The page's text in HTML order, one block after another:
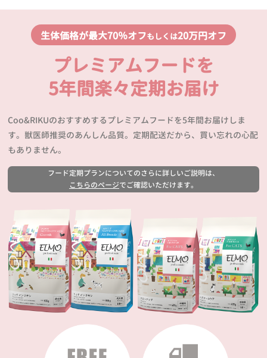
生体価格が最大70％オフもしくは20万円オフ
プレミアムフードを
5年間楽々定期お届け
Coo&RIKUのおすすめするプレミアムフードを5年間お届けしま
す。獣医師推奨のあんしん品質。定期配送だから、買い忘れの心配
もありません。
フード定期プランについてのさらに詳しいご説明は、
こちらのページでご確認いただけます。